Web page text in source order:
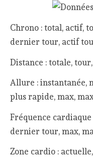
Chrono : total, actif,
dernier tour, actif
Distance : totale,
Allure : instantanée,
plus rapide, max,
Fréquence
dernier tour, max,
Zone cardio :